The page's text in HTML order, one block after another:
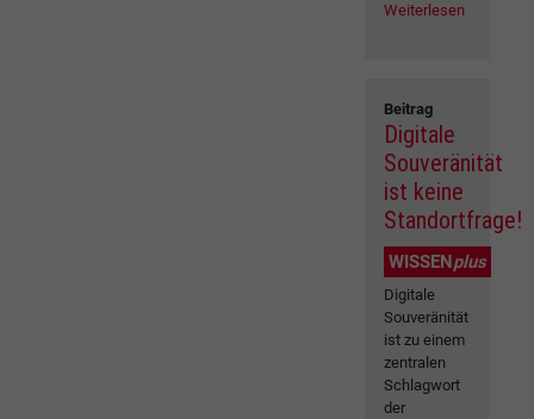
Weiterlesen
Beitrag
Digitale
Souveränität
ist keine
Standortfrage!
WISSENplus
Digitale
Souveränität
ist zu einem
zentralen
Schlagwort
der